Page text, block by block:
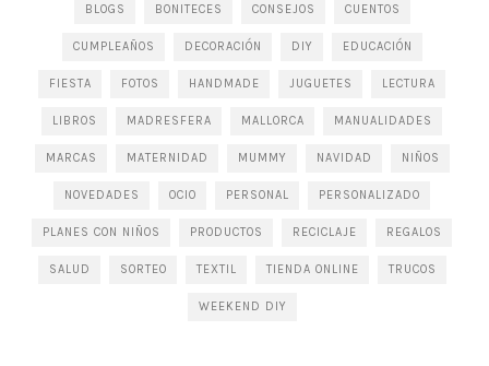
BLOGS BONITECES CONSEJOS CUENTOS
CUMPLEAÑOS DECORACIÓN DIY EDUCACIÓN
FIESTA FOTOS HANDMADE JUGUETES LECTURA
LIBROS MADRESFERA MALLORCA MANUALIDADES
MARCAS MATERNIDAD MUMMY NAVIDAD NIÑOS
NOVEDADES OCIO PERSONAL PERSONALIZADO
PLANES CON NIÑOS PRODUCTOS RECICLAJE REGALOS
SALUD SORTEO TEXTIL TIENDA ONLINE TRUCOS
WEEKEND DIY